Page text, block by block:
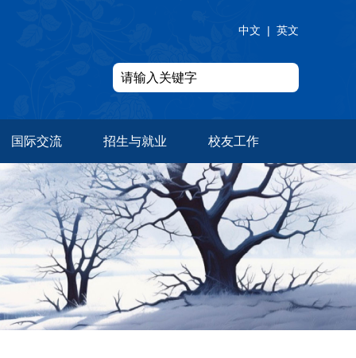
中文 | 英文
国际交流 招生与就业 校友工作